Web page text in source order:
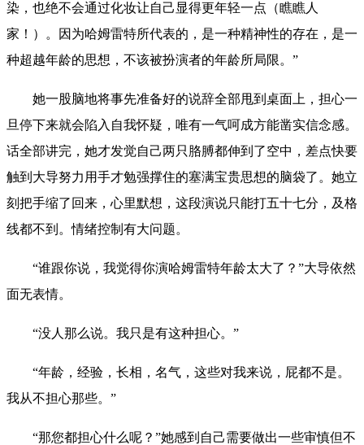
染，也绝不会通过化妆让自己显得更年轻一点（瞧瞧人
家！）。因为哈姆雷特所代表的，是一种精神性的存在，是一
种超越年龄的思想，不该被扮演者的年龄所局限。”
她一股脑地将事先准备好的说辞全部甩到桌面上，担心一
旦停下来就会陷入自我怀疑，唯有一气呵成方能凿实信念感。
话全部讲完，她才发觉自己两只胳膊都伸到了空中，差点快要
触到大导努力用手才勉强撑住的塞满宝贵思想的脑袋了。她立
刻把手缩了回来，心里默想，这段演说只能打五十七分，及格
线都不到。情绪控制有大问题。
“谁跟你说，我觉得你演哈姆雷特年龄太大了？”大导依然
面无表情。
“没人那么说。我只是有这种担心。”
“年龄，经验，长相，名气，这些对我来说，屁都不是。
我从不担心那些。”
“那您都担心什么呢？”她感到自己需要做出一些审慎但不